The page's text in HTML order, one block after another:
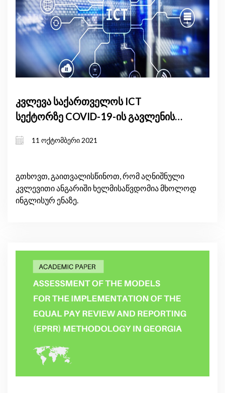
კვლევა საქართველოს ICT
სექტორზე COVID-19-ის გავლენის
11 ოქტომბერი 2021
გთხოვთ, გაითვალისწინოთ, რომ აღნიშნული
კვლევითი ანგარიში ხელმისაწვდომია მხოლოდ
ინგლისურ ენაზე.